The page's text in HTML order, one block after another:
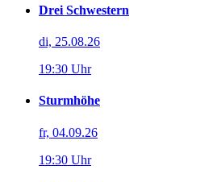
Drei Schwestern
di, 25.08.26
19:30 Uhr
Sturmhöhe
fr, 04.09.26
19:30 Uhr